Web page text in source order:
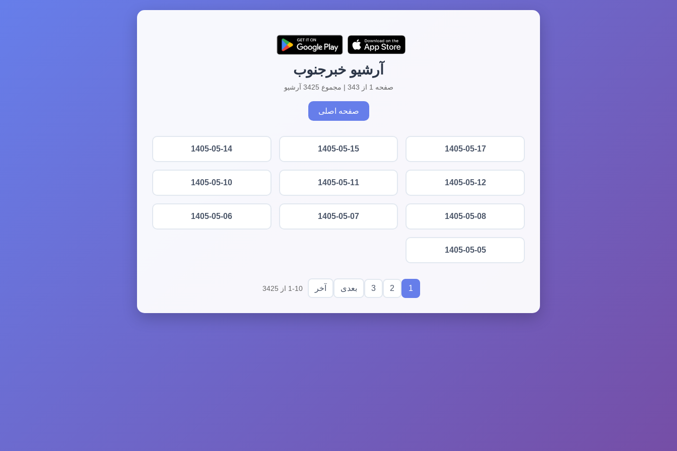
آرشیو خبرجنوب
صفحه 1 از 343 | مجموع 3425 آرشیو
صفحه اصلی
1405-05-17
1405-05-15
1405-05-14
1405-05-12
1405-05-11
1405-05-10
1405-05-08
1405-05-07
1405-05-06
1405-05-05
1
2
3 بعدی آخر 1-10 از 3425